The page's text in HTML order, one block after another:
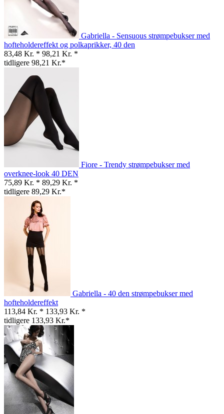
Gabriella - Sensuous strømpebukser med
hofteholdereffekt og polkaprikker, 40 den
83,48 Kr. * 98,21 Kr. *
tidligere 98,21 Kr.*
Fiore - Trendy strømpebukser med
overknee-look 40 DEN
75,89 Kr. * 89,29 Kr. *
tidligere 89,29 Kr.*
Gabriella - 40 den strømpebukser med
hofteholdereffekt
113,84 Kr. * 133,93 Kr. *
tidligere 133,93 Kr.*